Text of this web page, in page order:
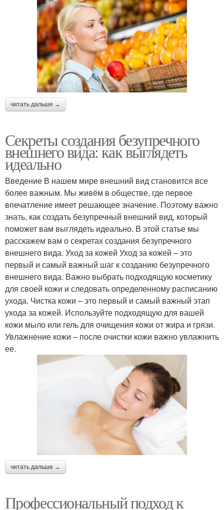
читать дальше →
Секреты создания безупречного
внешнего вида: как выглядеть
идеально
Введение В нашем мире внешний вид становится все
более важным. Мы живём в обществе, где первое
впечатление имеет решающее значение. Поэтому важно
знать, как создать безупречный внешний вид, который
поможет вам выглядеть идеально. В этой статье мы
расскажем вам о секретах создания безупречного
внешнего вида. Уход за кожей Уход за кожей – это
первый и самый важный шаг к созданию безупречного
внешнего вида. Важно выбрать подходящую косметику
для своей кожи и следовать определенному расписанию
ухода. Чистка кожи – это первый и самый важный этап
ухода за кожей. Используйте подходящую для вашей
кожи мыло или гель для очищения кожи от жира и грязи.
Увлажнение кожи – после очистки кожи важно увлажнить
ее.
читать дальше →
Профессиональный подход к